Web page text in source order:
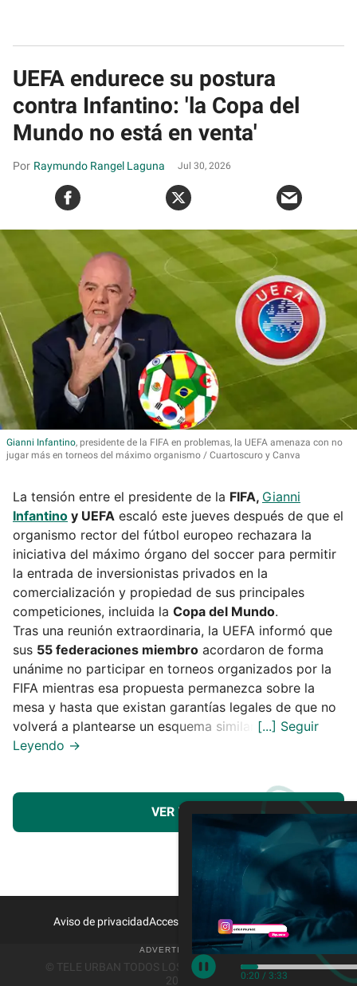
0:21 / 3:33
UEFA endurece su postura
contra Infantino: 'la Copa del
Mundo no está en venta'
Raymundo Rangel Laguna Jul 30, 2026
Gianni Infantino, presidente de la FIFA en problemas, la UEFA amenaza con no
jugar más en torneos del máximo organismo
Cuartoscuro y Canva
La tensión entre el presidente de la FIFA, Gianni
Infantino y UEFA escaló este jueves después de que el
organismo rector del fútbol europeo rechazara la
iniciativa del máximo órgano del soccer para permitir
la entrada de inversionistas privados en la
comercialización y propiedad de sus principales
competiciones, incluida la Copa del Mundo.
Tras una reunión extraordinaria, la UEFA informó que
sus 55 federaciones miembro acordaron de forma
unánime no participar en torneos organizados por la
FIFA mientras esa propuesta permanezca sobre la
mesa y hasta que existan garantías legales de que no
volverá a plantearse un esquema similar.
VER MÁS
Aviso de privacidadAcceso a ProveedoresContacto
© TELE URBAN TODOS LOS DERECHOS RESERVADOS
2026